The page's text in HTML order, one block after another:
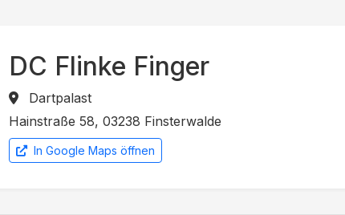
DC Flinke Finger
Dartpalast
Hainstraße 58, 03238 Finsterwalde
In Google Maps öffnen